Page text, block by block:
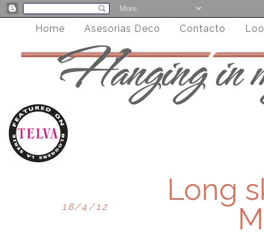
Home Asesorias Deco Contacto
18/4/12
Long